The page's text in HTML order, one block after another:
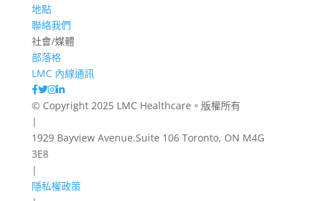
地點
聯絡我們
社會/媒體
部落格
LMC 內線通訊
© Copyright 2025 LMC Healthcare。版權所有
|
1929 Bayview Avenue.Suite 106 Toronto, ON M4G
3E8
|
隱私權政策